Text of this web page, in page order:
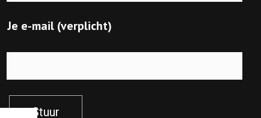
Je e-mail (verplicht)
Stuur